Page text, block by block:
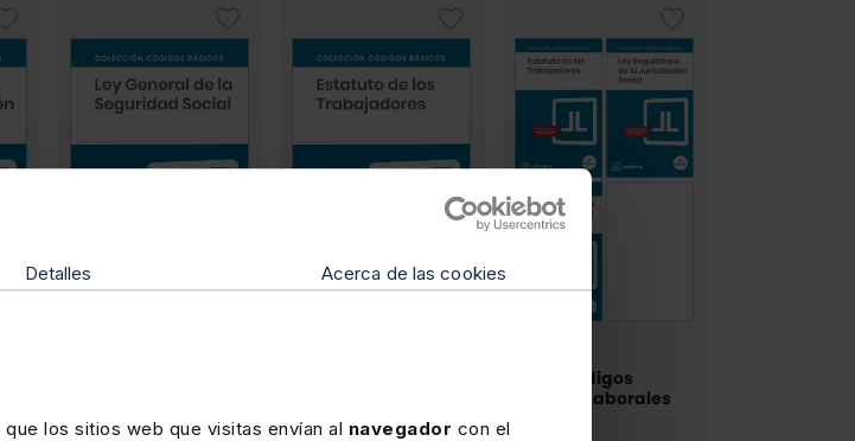
Detalles Acerca de las cookies
que los sitios web que visitas envían al navegador con el
Pack Códigos
Básicos Laborales